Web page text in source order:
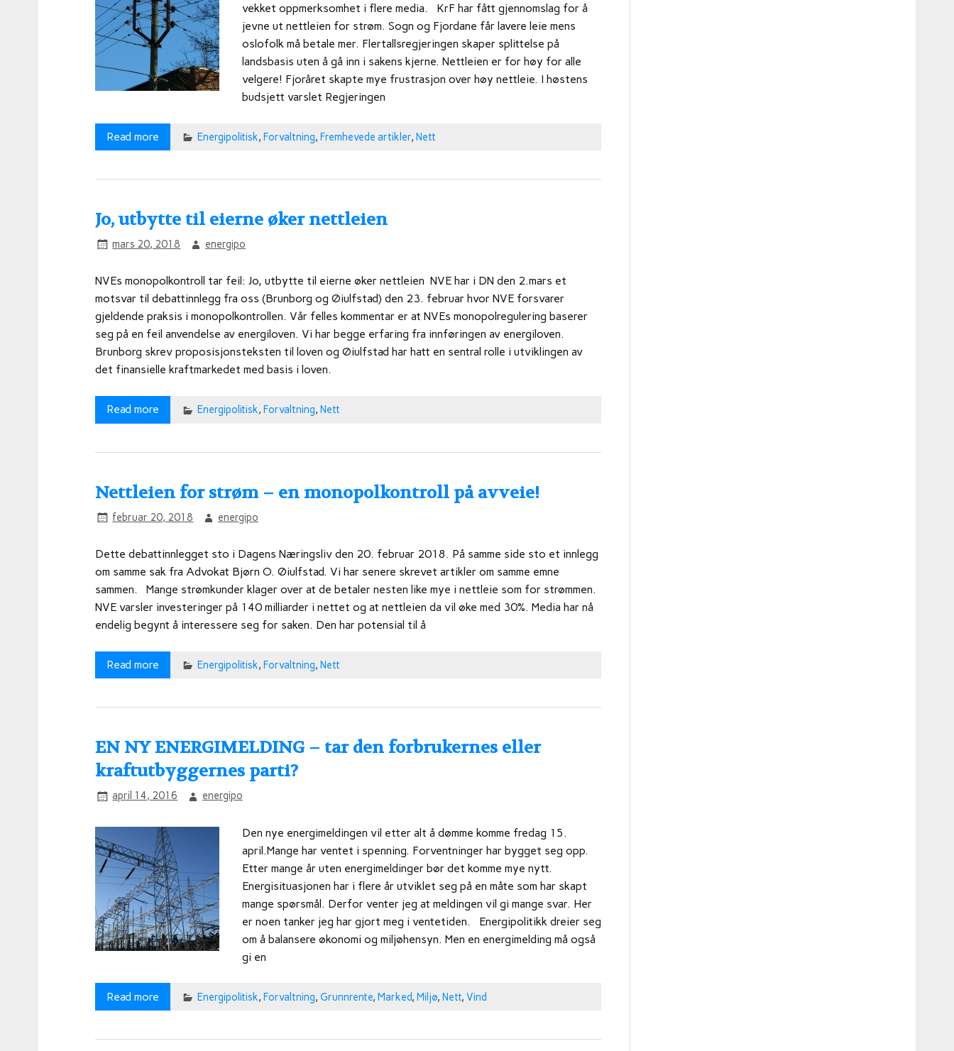
vekket oppmerksomhet i flere media. KrF har fått gjennomslag for å
jevne ut nettleien for strøm. Sogn og Fjordane får lavere leie mens
oslofolk må betale mer. Flertallsregjeringen skaper splittelse på
landsbasis uten å gå inn i sakens kjerne. Nettleien er for høy for alle
velgere! Fjoråret skapte mye frustrasjon over høy nettleie. I høstens
budsjett varslet Regjeringen
Read more Energipolitisk,Forvaltning,Fremhevede artikler,Nett
Jo, utbytte til eierne øker nettleien
mars 20, 2018 energipo
NVEs monopolkontroll tar feil: Jo, utbytte til eierne øker nettleien NVE har i DN den 2.mars et
motsvar til debattinnlegg fra oss (Brunborg og Øiulfstad) den 23. februar hvor NVE forsvarer
gjeldende praksis i monopolkontrollen. Vår felles kommentar er at NVEs monopolregulering baserer
seg på en feil anvendelse av energiloven. Vi har begge erfaring fra innføringen av energiloven.
Brunborg skrev proposisjonsteksten til loven og Øiulfstad har hatt en sentral rolle i utviklingen av
det finansielle kraftmarkedet med basis i loven.
Read more Energipolitisk, Forvaltning, Nett
Nettleien for strøm – en monopolkontroll på avveie!
februar 20, 2018 energipo
Dette debattinnlegget sto i Dagens Næringsliv den 20. februar 2018. På samme side sto et innlegg
om samme sak fra Advokat Bjørn O. Øiulfstad. Vi har senere skrevet artikler om samme emne
sammen. Mange strømkunder klager over at de betaler nesten like mye i nettleie som for strømmen.
NVE varsler investeringer på 140 milliarder i nettet og at nettleien da vil øke med 30%. Media har nå
endelig begynt å interessere seg for saken. Den har potensial til å
Read more Energipolitisk,Forvaltning,Nett
EN NY ENERGIMELDING – tar den forbrukernes eller
kraftutbyggernes parti?
april 14, 2016 energipo
Den nye energimeldingen vil etter alt å dømme komme fredag 15.
april.Mange har ventet i spenning. Forventninger har bygget seg opp.
Etter mange år uten energimeldinger bør det komme mye nytt.
Energisituasjonen har i flere år utviklet seg på en måte som har skapt
mange spørsmål. Derfor venter jeg at meldingen vil gi mange svar. Her
er noen tanker jeg har gjort meg i ventetiden. Energipolitikk dreier seg
om å balansere økonomi og miljøhensyn. Men en energimelding må også
gi en
Read more Energipolitisk,Forvaltning,Grunnrente,Marked,Miljø,Nett,Vind